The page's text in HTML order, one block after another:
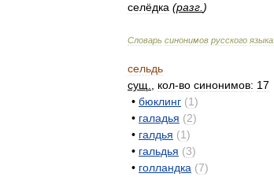
селёдка (разг )
Словарь синонимов русского языка
сельдь
сущ
кол-во синонимов: 17
• бюклинг (1)
• галадья (2)
• галдья (1)
• гальдья (3)
• голландка (7)